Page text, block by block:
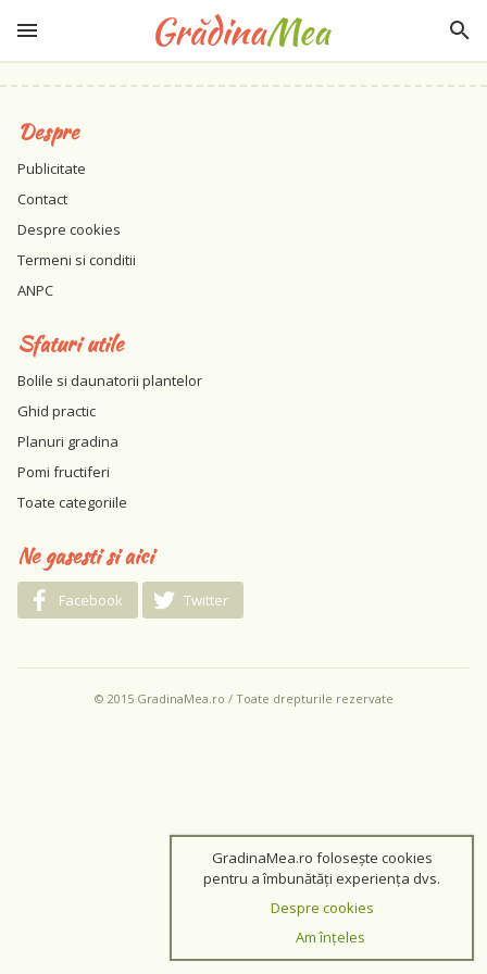
Despre
Publicitate
Contact
Despre cookies
Termeni si conditii
ANPC
Sfaturi utile
Bolile si daunatorii plantelor
Ghid practic
Planuri gradina
Pomi fructiferi
Toate categoriile
Ne gasesti si aici
Facebook Twitter
© 2015 GradinaMea.ro / Toate drepturile rezervate
GradinaMea.ro folosește cookies
pentru a îmbunătăți experiența dvs.
Despre cookies
Am înțeles